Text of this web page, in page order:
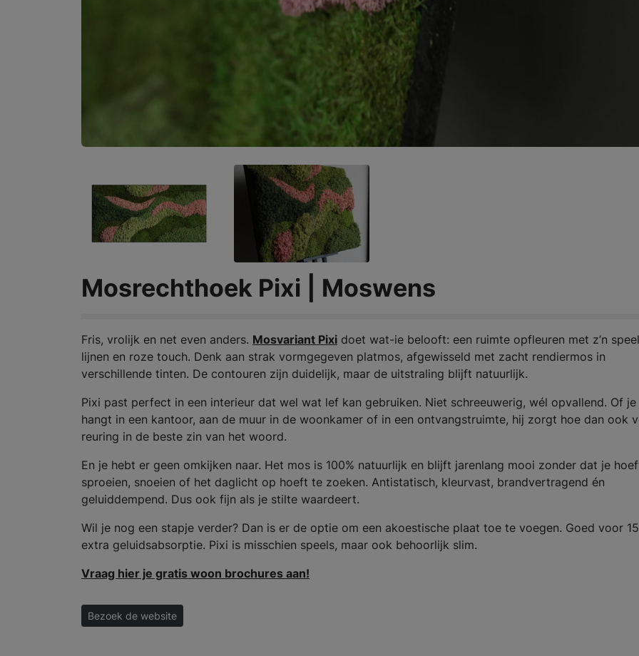
Mosrechthoek Pixi | Moswens
Fris, vrolijk en net even anders. Mosvariant Pixi doet wat-ie belooft: een ruimte opfleuren met z’n
lijnen en roze touch. Denk aan strak vormgegeven platmos, afgewisseld met zacht rendiermos in
verschillende tinten. De contouren zijn duidelijk, maar de uitstraling blijft natuurlijk.
Pixi past perfect in een interieur dat wel wat lef kan gebruiken. Niet schreeuwerig, wél opvallend. Of je
hangt in een kantoor, aan de muur in de woonkamer of in een ontvangstruimte, hij zorgt hoe dan ook
reuring in de beste zin van het woord.
En je hebt er geen omkijken naar. Het mos is 100% natuurlijk en blijft jarenlang mooi zonder dat je
sproeien, snoeien of het daglicht op hoeft te zoeken. Antistatisch, kleurvast, brandvertragend én
geluiddempend. Dus ook fijn als je stilte waardeert.
Wil je nog een stapje verder? Dan is er de optie om een akoestische plaat toe te voegen. Goed voor
extra geluidsabsorptie. Pixi is misschien speels, maar ook behoorlijk slim.
Vraag hier je gratis woon brochures aan!
Bezoek de website